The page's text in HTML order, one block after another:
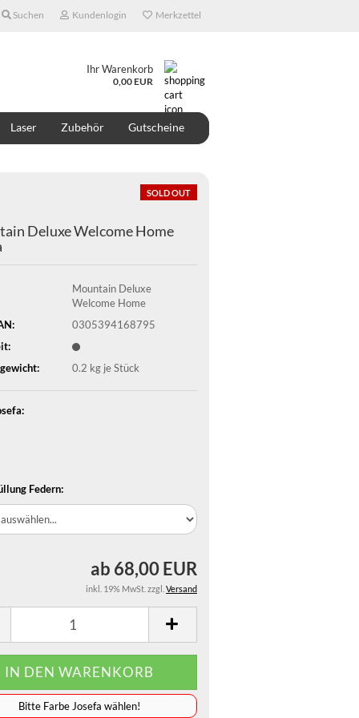
Suchen Kundenlogin Merkzettel
Ihr Warenkorb
0,00 EUR
Laser Zubehör Gutscheine
SOLD OUT
Deluxe Welcome Home
Mountain Deluxe
Welcome Home
0305394168795
0.2 kg je Stück
Federn:
ab 68,00 EUR
inkl. 19% MwSt. zzgl. Versand
️️️️️Bitte Farbe Josefa wählen!